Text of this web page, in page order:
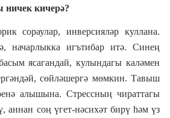
ничек кичерә?
сораулар, инверсияләр куллана.
начарлыкка игътибар итә. Синең
ясагандай, кулындагы каләмен
сөйләшергә мөмкин. Тавыш
алышына. Стрессның чираттагы
аннан соң үгет-нәсихәт бирү һәм үз